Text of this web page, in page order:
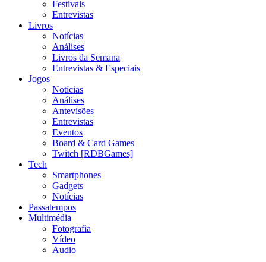
Festivais
Entrevistas
Livros
Notícias
Análises
Livros da Semana
Entrevistas & Especiais
Jogos
Notícias
Análises
Antevisões
Entrevistas
Eventos
Board & Card Games
Twitch [RDBGames]
Tech
Smartphones
Gadgets
Notícias
Passatempos
Multimédia
Fotografia
Vídeo
Audio